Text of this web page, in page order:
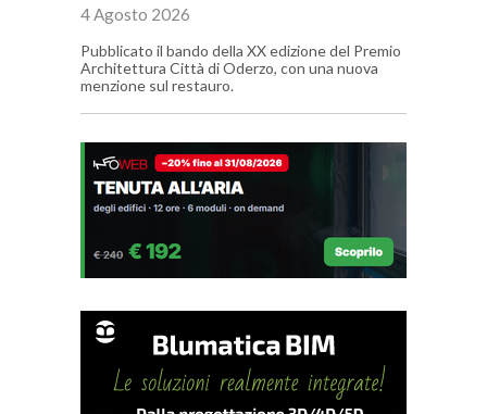
4 Agosto 2026
Pubblicato il bando della XX edizione del Premio
Architettura Città di Oderzo, con una nuova
menzione sul restauro.